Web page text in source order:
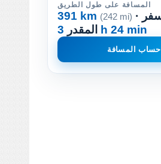
المسافة على طول الطريق
391 km (242 mi) · وقت السفر
المقدر 3 h 24 min
حساب المسافة